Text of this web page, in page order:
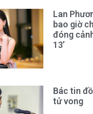
Lan
bao giờ
đóng
13’
Bác tin
tử vong